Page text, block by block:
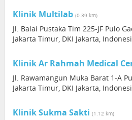
Klinik Multilab (0.39 km)
Jl. Balai Pustaka Tim 225-JF Pulo
Jakarta Timur, DKI Jakarta,
Klinik Ar Rahmah Medical
Jl. Rawamangun Muka Barat 1-A
Jakarta Timur, DKI Jakarta,
Klinik Sukma Sakti (1.12 km)